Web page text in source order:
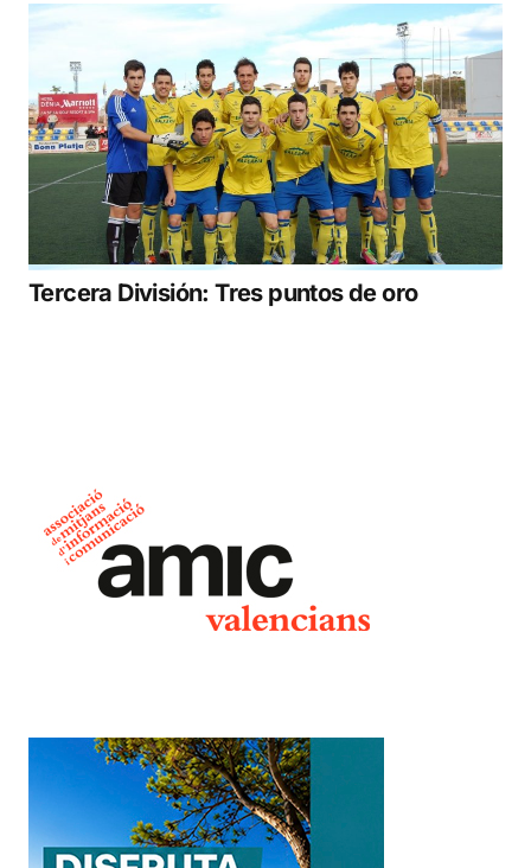
Tercera División: Tres puntos de oro